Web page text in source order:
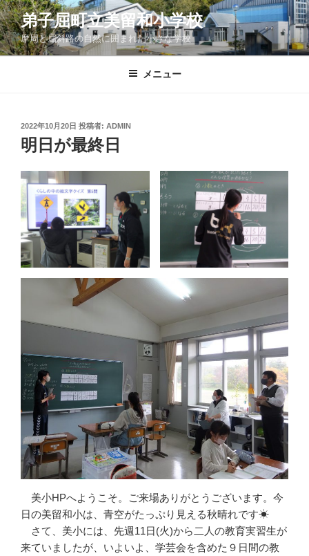
コ
ン
テ
ン
弟子屈町立美留和小学校
摩周と屈斜路の自然に囲まれた小さな学校
メニュー
投
稿
日:
2022年10月20日 投稿者: ADMIN
明日が最終日
美小HPへようこそ。ご来場ありがとうございます。今
日の美留和小は、青空がたっぷり見える秋晴れです☀
さて、美小には、先週11日(火)から二人の教育実習生が
来ていましたが、いよいよ、学芸会を含めた９日間の教